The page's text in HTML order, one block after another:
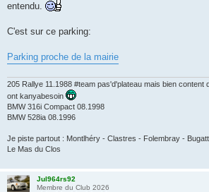
entendu.
C'est sur ce parking:
Parking proche de la mairie
205 Rallye 11.1988 #team pas'd'plateau mais bien content
ont kanyabesoin
BMW 316i Compact 08.1998
BMW 528ia 08.1996
Je piste partout : Montlhéry - Clastres - Folembray -
Le Mas du Clos
Jul964rs92
Membre du Club 2026